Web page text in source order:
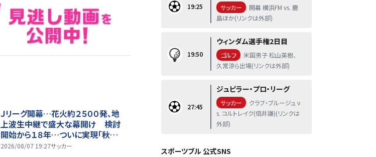
Ｊリーグ開幕…花火約２５００発、地
上波生中継で盛大な幕開け 検討
開始から１８年…ついに実現「秋春
制」
2026/08/07 19:27サッカー
19:25 サッカー
開幕 横浜FM vs. 鹿
島ほか(リンクは外部)
19:50
ウィンダム選手権2日目
ゴルフ
米国男子 松山英樹、
久常涼ら出場(リンクは外部)
27:45
ジュピラー・プロ・リーグ
サッカー
クラブ・ブルージュ v
s. コルトレイク(倍井謙)(リンクは
外部)
スポーツブル 公式SNS